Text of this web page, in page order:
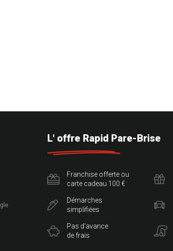
L' offre Rapid Pare-Brise
Franchise offerte ou
carte cadeau 100 €
Démarches
simplifiées
Pas d'avance
de frais